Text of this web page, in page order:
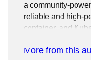
a community-
reliable and high-
container, and
Red Hat helps
More from this